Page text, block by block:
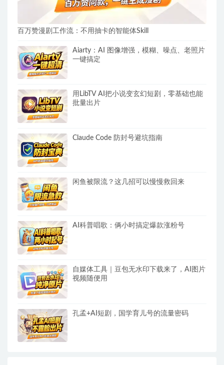
百万赞漫剧工作流：不用抽卡的智能体Skill
Aiarty：AI 图像增强，模糊、噪点、老照片
一键搞定
用LibTV AI把小说变玄幻短剧，零基础也能
批量出片
Claude Code 防封号避坑指南
闲鱼被限流？这几招可以慢慢救回来
AI科普唱歌：俩小时搞定爆款涨粉号
自媒体工具｜豆包无水印下载来了，AI图片
视频随便用
孔孟+AI短剧，国学育儿号的流量密码